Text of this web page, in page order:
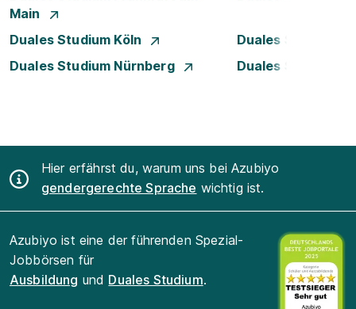
Main
Duales Studium Köln
Duales Studium
Duales Studium Nürnberg
Duales Studium
Hier erfährst du, warum uns bei Azubiyo
gendergerechte Sprache wichtig ist.
Azubiyo ist eine der führenden Spezial-
Jobbörsen für
Ausbildung und Duales Studium.